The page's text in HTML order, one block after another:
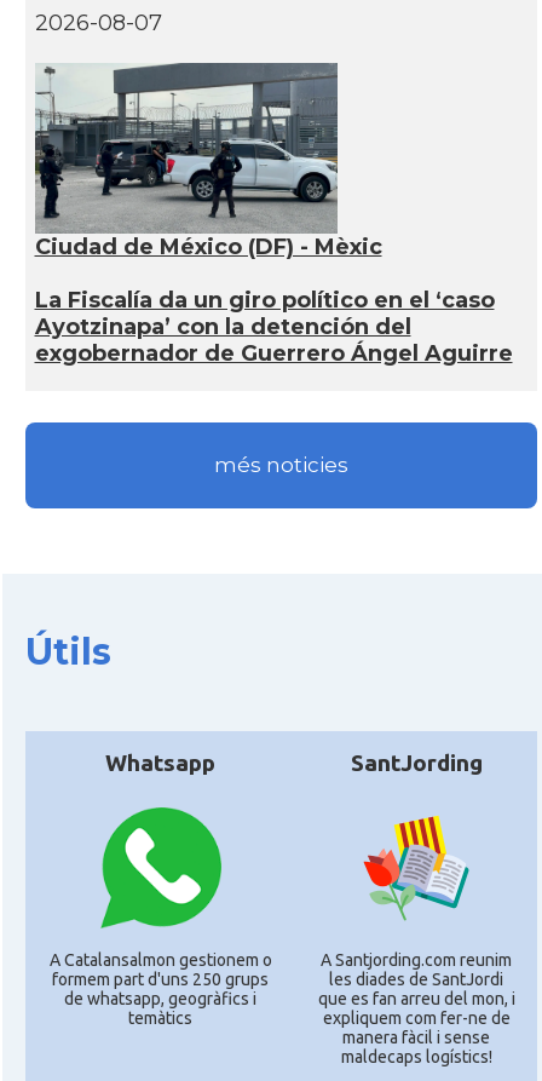
2026-08-07
Ciudad de México (DF) - Mèxic
La Fiscalía da un giro político en el ‘caso
Ayotzinapa’ con la detención del
exgobernador de Guerrero Ángel Aguirre
més noticies
Útils
Whatsapp
A Catalansalmon gestionem o
formem part d'uns 250 grups
de whatsapp, geogràfics i
temàtics
SantJording
A Santjording.com reunim
les diades de SantJordi
que es fan arreu del mon, i
expliquem com fer-ne de
manera fàcil i sense
maldecaps logí­stics!